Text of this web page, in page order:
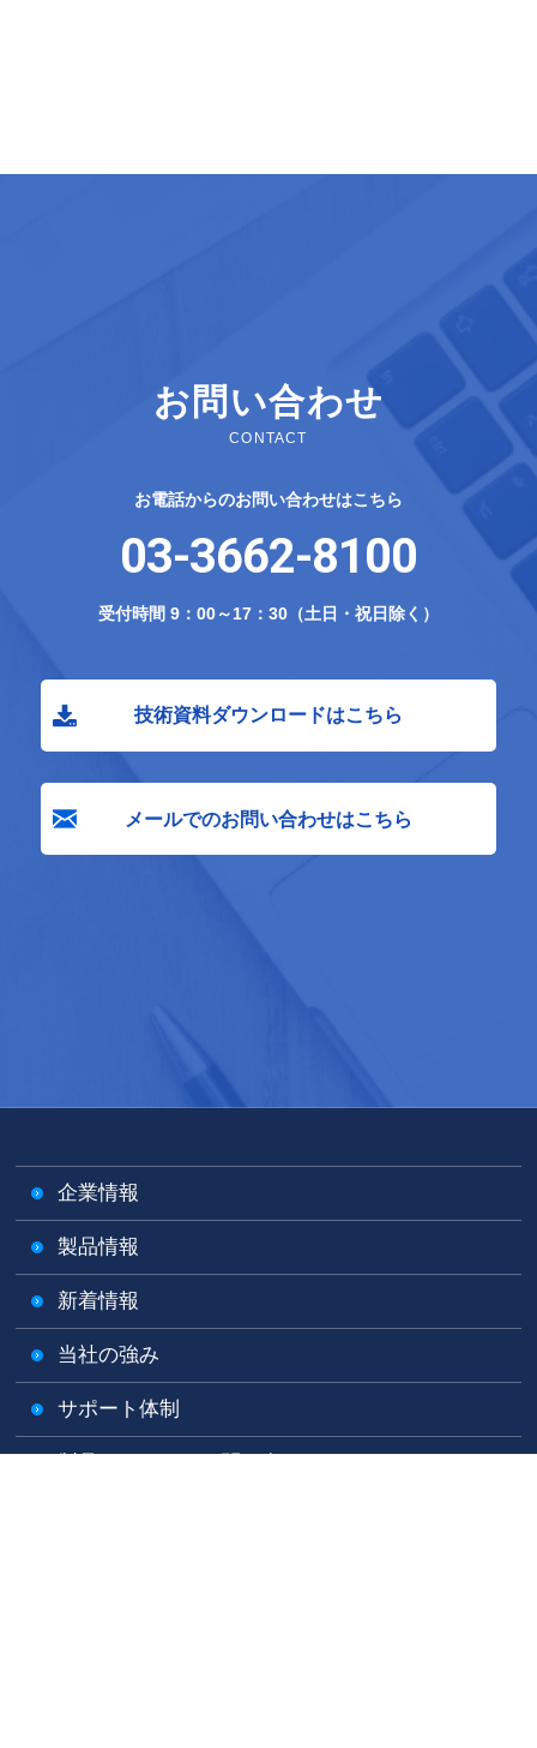
お問い合わせ
CONTACT
お電話からのお問い合わせはこちら
03-3662-8100
受付時間 9：00～17：30（土日・祝日除く）
技術資料ダウンロードはこちら
メールでのお問い合わせはこちら
企業情報
製品情報
新着情報
当社の強み
サポート体制